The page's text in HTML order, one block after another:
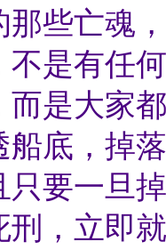
那些亡魂
不是有任
而是大家
船底，掉
只要一旦
刑，立即